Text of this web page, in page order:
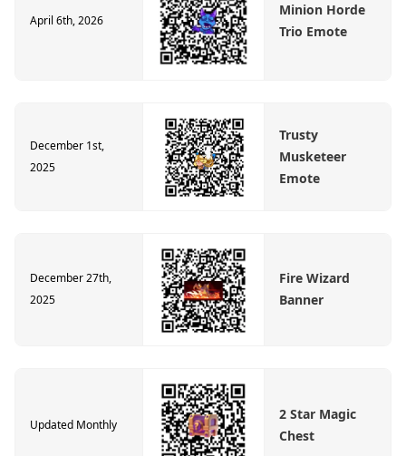
April 6th, 2026
Minion Horde
Trio Emote
December 1st,
2025
Trusty
Musketeer
Emote
December 27th,
2025
Fire Wizard
Banner
Updated Monthly
2 Star Magic
Chest